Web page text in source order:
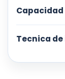
Capacidad
Tecnica